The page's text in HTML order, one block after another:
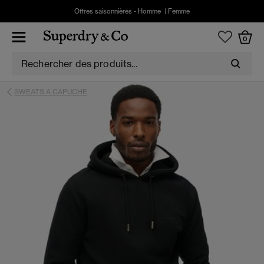
Offres saisonnières - Homme Femme
0
SWEATS A CAPUCHE